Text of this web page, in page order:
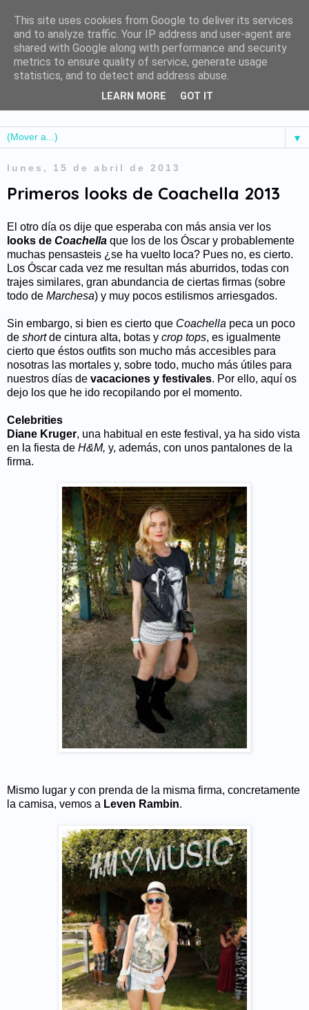
▼
lunes, 15 de abril de 2013
Primeros looks de Coachella 2013
El otro día os dije que esperaba con más ansia ver los
looks de Coachella que los de los Óscar y probablemente
muchas pensasteis ¿se ha vuelto loca? Pues no, es cierto.
Los Óscar cada vez me resultan más aburridos, todas con
trajes similares, gran abundancia de ciertas firmas (sobre
todo de Marchesa) y muy pocos estilismos arriesgados.
Sin embargo, si bien es cierto que Coachella peca un poco
de shortde cintura alta, botas y crop tops, es igualmente
cierto que éstos outfits son mucho más accesibles para
nosotras las mortales y, sobre todo, mucho más útiles para
nuestros días de vacaciones y festivales. Por ello, aquí os
dejo los que he ido recopilando por el momento.
Celebrities
Diane Kruger, una habitual en este festival, ya ha sido vista
en la fiesta de H&M, y, además, con unos pantalones de la
firma.
Mismo lugar y con prenda de la misma firma, concretamente
la camisa, vemos a Leven Rambin.
This site uses cookies from Google to deliver its services
and to analyze traffic. Your IP address and user-agent are
shared with Google along with performance and security
metrics to ensure quality of service, generate usage
statistics, and to detect and address abuse.
LEARN MORE GOT IT